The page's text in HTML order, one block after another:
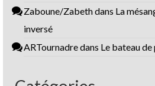
Zaboune/Zabethdans La
inversé
ARTournadredans Le bateau de